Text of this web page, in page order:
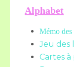
Alphabet
Mémo des
Jeu des
Cartes